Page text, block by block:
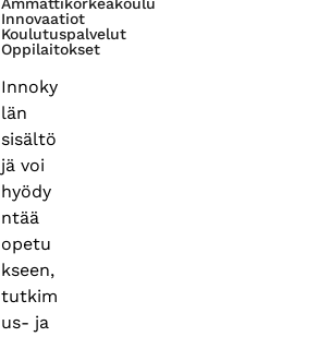
Ammattikorkeakoulu
Innovaatiot
Koulutuspalvelut
Oppilaitokset
Innoky
län
sisältö
jä voi
hyödy
ntää
opetu
kseen,
tutkim
us- ja